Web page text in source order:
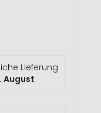
Lieferung
August